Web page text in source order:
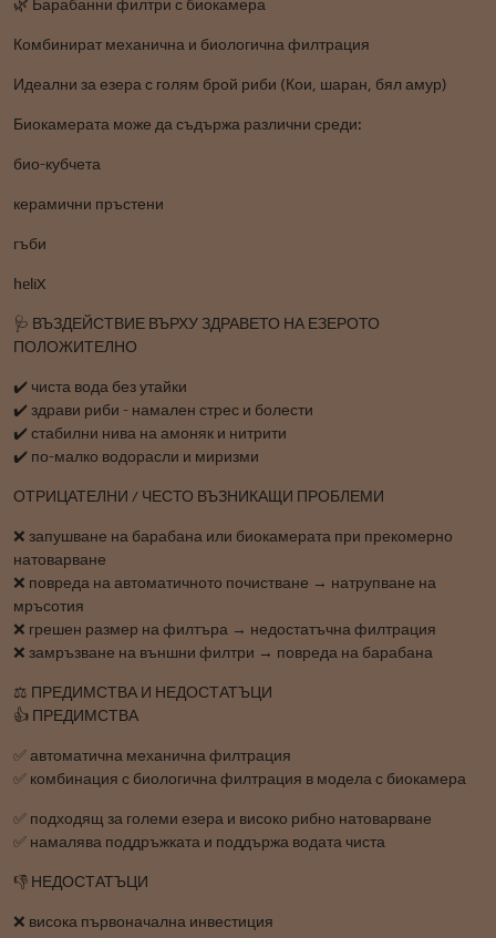
🌿 Барабанни филтри с биокамера
Комбинират механична и биологична филтрация
Идеални за езера с голям брой риби (Кои, шаран, бял амур)
Биокамерата може да съдържа различни среди:
био-кубчета
керамични пръстени
гъби
heliX
🩺 ВЪЗДЕЙСТВИЕ ВЪРХУ ЗДРАВЕТО НА ЕЗЕРОТО
ПОЛОЖИТЕЛНО
✔️ чиста вода без утайки
✔️ здрави риби - намален стрес и болести
✔️ стабилни нива на амоняк и нитрити
✔️ по-малко водорасли и миризми
ОТРИЦАТЕЛНИ / ЧЕСТО ВЪЗНИКАЩИ ПРОБЛЕМИ
❌ запушване на барабана или биокамерата при прекомерно
натоварване
❌ повреда на автоматичното почистване → натрупване на
мръсотия
❌ грешен размер на филтъра → недостатъчна филтрация
❌ замръзване на външни филтри → повреда на барабана
⚖️ ПРЕДИМСТВА И НЕДОСТАТЪЦИ
👍 ПРЕДИМСТВА
✅ автоматична механична филтрация
✅ комбинация с биологична филтрация в модела с биокамера
✅ подходящ за големи езера и високо рибно натоварване
✅ намалява поддръжката и поддържа водата чиста
👎 НЕДОСТАТЪЦИ
❌ висока първоначална инвестиция